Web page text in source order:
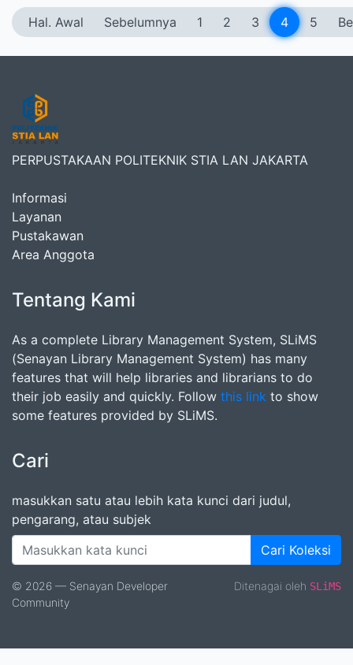
Hal. Awal Sebelumnya 1 2 3 4 5
PERPUSTAKAAN POLITEKNIK STIA LAN JAKARTA
Informasi
Layanan
Pustakawan
Area Anggota
Tentang Kami
As a complete Library Management System, SLiMS
(Senayan Library Management System) has many
features that will help libraries and librarians to do
their job easily and quickly. Follow this link to show
some features provided by SLiMS.
Cari
masukkan satu atau lebih kata kunci dari judul,
pengarang, atau subjek
Cari Koleksi
© 2026 — Senayan Developer
Community
Ditenagai oleh SLiMS